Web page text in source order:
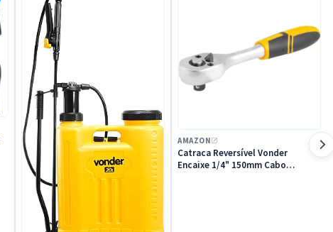
AMAZON
Catraca Reversível Vonder
Encaixe 1/4" 150mm Cabo